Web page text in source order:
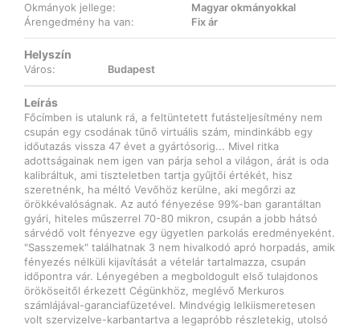
Okmányok jellege:
Magyar okmányokkal
Árengedmény ha van:
Fix ár
Helyszín
Város: Budapest
Leírás
Főcímben is utalunk rá, a feltüntetett futásteljesítmény nem
csupán egy csodának tűnő virtuális szám, mindinkább egy
időutazás vissza 47 évet a gyártósorig... Mivel ritka
adottságainak nem igen van párja sehol a világon, árát is oda
kalibráltuk, ami tiszteletben tartja gyűjtői értékét, hisz
szeretnénk, ha méltó Vevőhöz kerülne, aki megőrzi az
örökkévalóságnak. Az autó fényezése 99%-ban garantáltan
gyári, hiteles műszerrel 70-80 mikron, csupán a jobb hátsó
sárvédő volt fényezve egy ügyetlen parkolás eredményeként.
"Sasszemek" találhatnak 3 nem hivalkodó apró horpadás, amik
fényezés nélküli kijavítását a vételár tartalmazza, csupán
időpontra vár. Lényegében a megboldogult első tulajdonos
örököseitől érkezett Cégünkhöz, meglévő Merkuros
számlájával-garanciafüzetével. Mindvégig lelkiismeretesen
volt szervizelve-karbantartva a legapróbb részletekig, utolsó